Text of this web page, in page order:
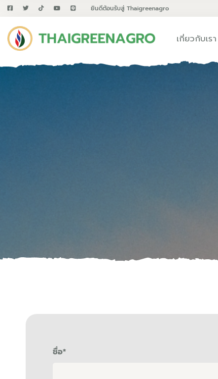
ยินดีต้อนรับสู่ Thaigreenagro
เกี่ยวกับเรา
ชื่อ*